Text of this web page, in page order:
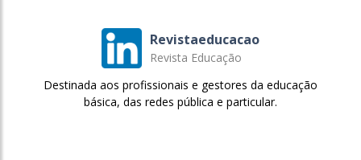
Revistaeducacao
Revista Educação
Destinada aos profissionais e gestores da educação
básica, das redes pública e particular.